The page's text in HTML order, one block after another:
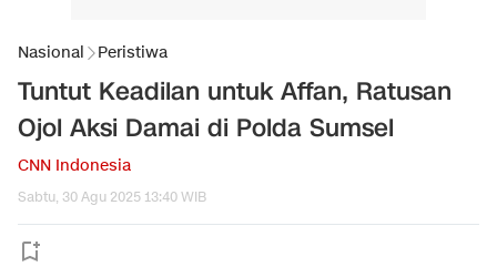
Nasional Peristiwa
Tuntut Keadilan untuk Affan, Ratusan
Ojol Aksi Damai di Polda Sumsel
CNN Indonesia
Sabtu, 30 Agu 2025 13:40 WIB